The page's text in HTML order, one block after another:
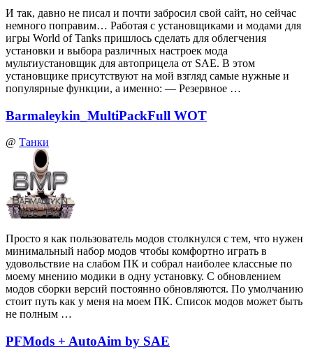
И так, давно не писал и почти забросил свой сайт, но сейчас
немного поправим… Работая с установщиками и модами для
игры World of Tanks пришлось сделать для облегчения
установки и выбора различных настроек мода
мультиустановщик для автоприцела от SAE. В этом
установщике присутствуют на мой взгляд самые нужные и
популярные функции, а именно: — Резервное …
Barmaleykin_MultiPackFull WOT
@ Танки
Просто я как пользователь модов столкнулся с тем, что нужен
минимальный набор модов чтобы комфортно играть в
удовольствие на слабом ПК и собрал наиболее классные по
моему мнению модики в одну установку. С обновлением
модов сборки версий постоянно обновляются. По умолчанию
стоит путь как у меня на моем ПК. Список модов может быть
не полным …
PFMods + AutoAim by SAE